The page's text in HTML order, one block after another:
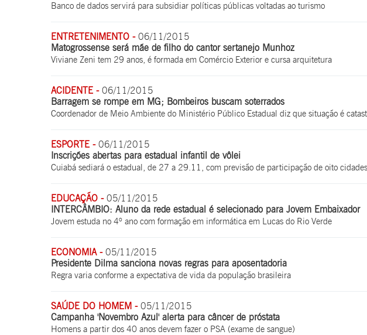
Banco de dados servirá para subsidiar políticas públicas voltadas ao turismo
ENTRETENIMENTO - 06/11/2015
Matogrossense será mãe de filho do cantor sertanejo Munhoz
Viviane Zeni tem 29 anos, é formada em Comércio Exterior e cursa arquitetura
ACIDENTE - 06/11/2015
Barragem se rompe em MG; Bombeiros buscam soterrados
Coordenador de Meio Ambiente do Ministério Público Estadual diz que situação é
ESPORTE - 06/11/2015
Inscrições abertas para estadual infantil de vôlei
Cuiabá sediará o estadual, de 27 a 29.11, com previsão de participação de oito cidades
EDUCAÇÃO - 05/11/2015
INTERCÂMBIO: Aluno da rede estadual é selecionado para Jovem Embaixador
Jovem estuda no 4º ano com formação em informática em Lucas do Rio Verde
ECONOMIA - 05/11/2015
Presidente Dilma sanciona novas regras para aposentadoria
Regra varia conforme a expectativa de vida da população brasileira
SAÚDE DO HOMEM - 05/11/2015
Campanha 'Novembro Azul' alerta para câncer de próstata
Homens a partir dos 40 anos devem fazer o PSA (exame de sangue)